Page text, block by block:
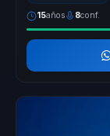
15años 8conf.